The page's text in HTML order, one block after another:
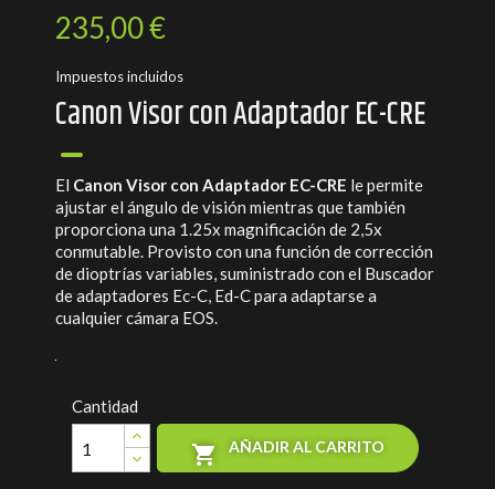
235,00 €
Impuestos incluidos
Canon Visor con Adaptador EC-CRE
El Canon Visor con Adaptador EC-CRE le permite
ajustar el ángulo de visión mientras que también
proporciona una 1.25x magnificación de 2,5x
conmutable. Provisto con una función de corrección
de dioptrías variables, suministrado con el Buscador
de adaptadores Ec-C, Ed-C para adaptarse a
cualquier cámara EOS.
Cantidad
 AÑADIR AL CARRITO